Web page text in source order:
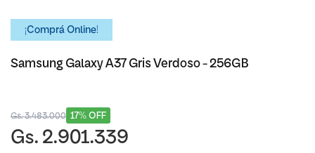
¡Comprá Online!
Samsung Galaxy A37 Gris Verdoso - 256GB
17% OFF
Gs. 3.483.000
Gs. 2.901.339